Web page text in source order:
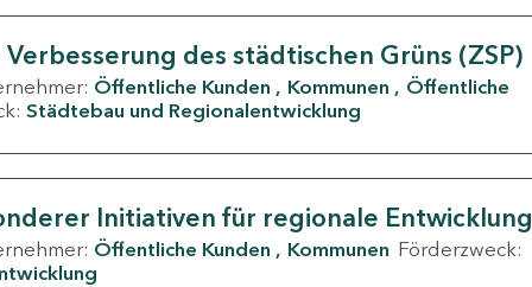
des städtischen Grüns (ZSP)
Öffentliche Kunden Kommunen
Öffentliche
Städtebau und Regionalentwicklung
Initiativen für regionale Entwicklung
Öffentliche Kunden Kommunen Förderzweck: